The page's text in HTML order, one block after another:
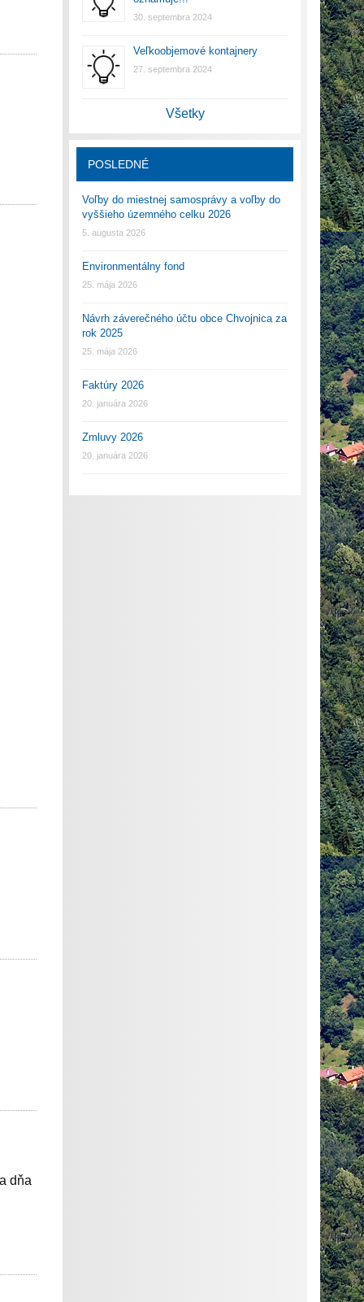
dňa
30. septembra 2024
Veľkoobjemové kontajnery
27. septembra 2024
Všetky
POSLEDNÉ
Voľby do miestnej samosprávy a voľby do
vyššieho územného celku 2026
5. augusta 2026
Environmentálny fond
25. mája 2026
Návrh záverečného účtu obce Chvojnica za
rok 2025
25. mája 2026
Faktúry 2026
20. januára 2026
Zmluvy 2026
20. januára 2026